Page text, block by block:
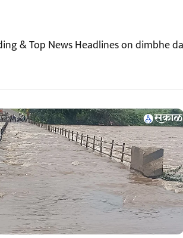
& Top News Headlines on dimbhe